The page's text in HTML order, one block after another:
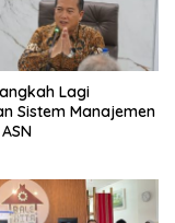
Lagi
Sistem Manajemen